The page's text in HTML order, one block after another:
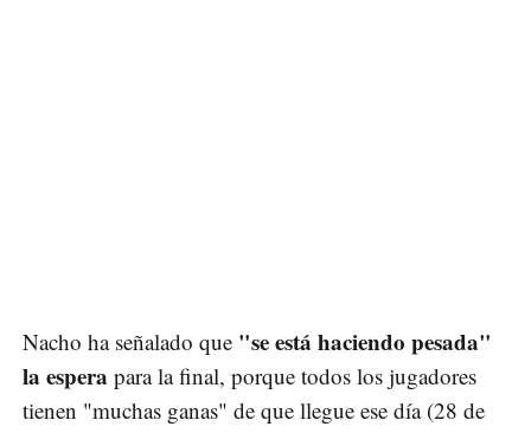
Nacho ha señalado que "se está haciendo pesada"
la espera para la final, porque todos los jugadores
tienen "muchas ganas" de que llegue ese día (28 de